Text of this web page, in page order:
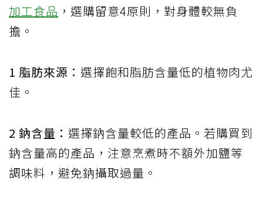
加工食品 ，選購留意4原則，對身體較無負
擔。
1 脂肪來源： 選擇飽和脂肪含量低的植物肉尤
佳。
2 鈉含量： 選擇鈉含量較低的產品。若購買到
鈉含量高的產品，注意烹煮時不額外加鹽等
調味料，避免鈉攝取過量。